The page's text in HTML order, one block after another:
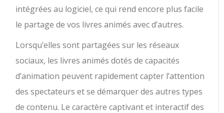
intégrées au logiciel, ce qui rend encore plus facile
le partage de vos livres animés avec d’autres.
Lorsqu’elles sont partagées sur les réseaux
sociaux, les livres animés dotés de capacités
d’animation peuvent rapidement capter l’attention
des spectateurs et se démarquer des autres types
de contenu. Le caractère captivant et interactif des